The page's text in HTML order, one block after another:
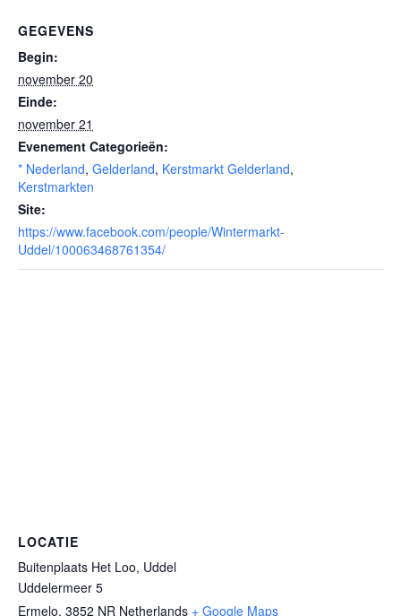
GEGEVENS
Begin:
november 20
Einde:
november 21
Evenement Categorieën:
* Nederland, Gelderland, Kerstmarkt Gelderland,
Kerstmarkten
Site:
https://www.facebook.com/people/Wintermarkt-
Uddel/100063468761354/
LOCATIE
Buitenplaats Het Loo, Uddel
Uddelermeer 5
Ermelo, 3852 NR Netherlands + Google Maps